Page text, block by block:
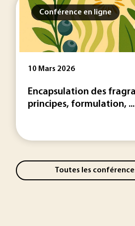
Conférence en ligne
10 Mars 2026
Encapsulation des
principes, formulation, ...
Toutes les